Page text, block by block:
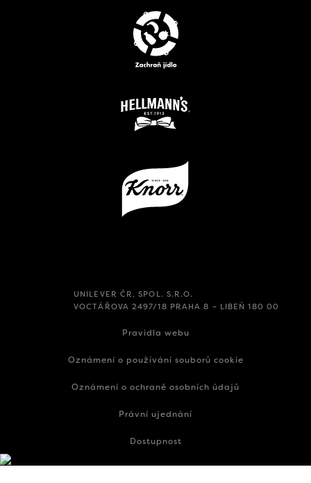
UNILEVER ČR, SPOL. S.R.O.
VOCTÁŘOVA 2497/18 PRAHA 8 – LIBEŇ 180 00
Pravidla webu
Oznámení o používání souborů cookie
Oznámení o ochraně osobních údajů
Právní ujednání
Dostupnost